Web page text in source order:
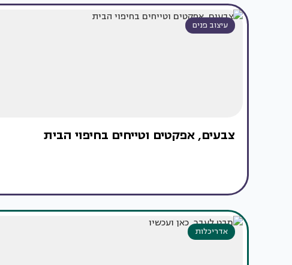
עיצוב פנים
צבעים, אפקטים וטייחים בחיפוי הבית
אדריכלות